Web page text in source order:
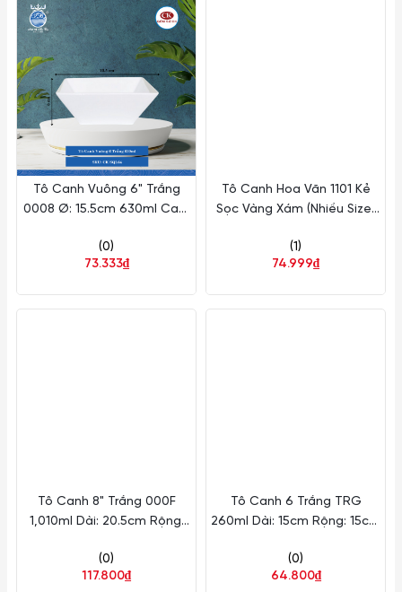
Tô Canh Vuông 6" Trắng
0008 Ø: 15.5cm 630ml Cao:
(0)
73.333₫
Tô Canh Hoa Văn 1101 Kẻ
Sọc Vàng Xám (Nhiều Size)
(1)
74.999₫
Tô Canh 8" Trắng 000F
1,010ml Dài: 20.5cm Rộng:
CK SQC84 TRG
(0)
117.800₫
Tô Canh 6 Trắng TRG
260ml Dài: 15cm Rộng: 15cm
SQD64 TRG
(0)
64.800₫